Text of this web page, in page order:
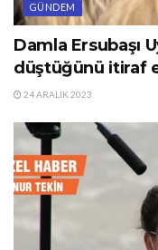
GÜNDEM
Damla Ersubaşı
düştüğünü itiraf
24 ARALIK 2023